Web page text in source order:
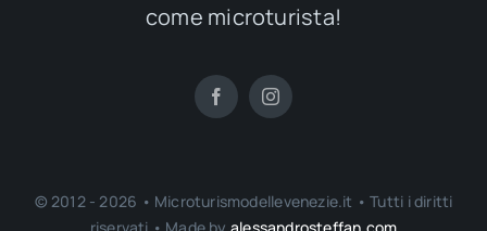
come microturista!
© 2012 - 2026 • Microturismodellevenezie.it • Tutti i diritti